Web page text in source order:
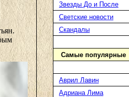
Звезды До и После
Светские новости
Скандалы
Самые популярные
Аврил Лавин
Адриана Лима